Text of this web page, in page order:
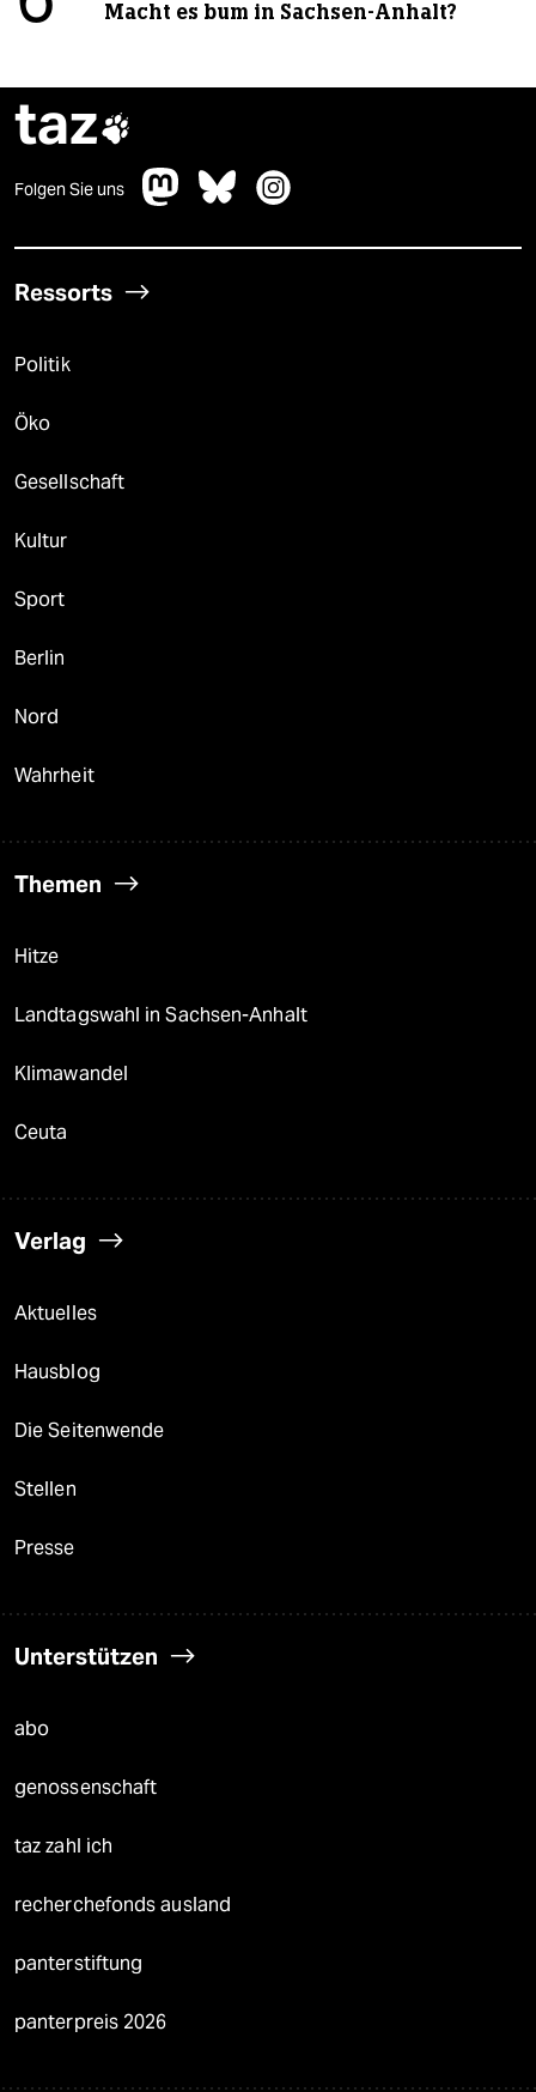
Macht es bum in Sachsen-Anhalt?
taz
Folgen Sie uns
Ressorts
Politik
Öko
Gesellschaft
Kultur
Sport
Berlin
Nord
Wahrheit
Themen
Hitze
Landtagswahl in Sachsen-Anhalt
Klimawandel
Ceuta
Verlag
Aktuelles
Hausblog
Die Seitenwende
Stellen
Presse
Unterstützen
abo
genossenschaft
taz zahl ich
recherchefonds ausland
panterstiftung
panterpreis 2026